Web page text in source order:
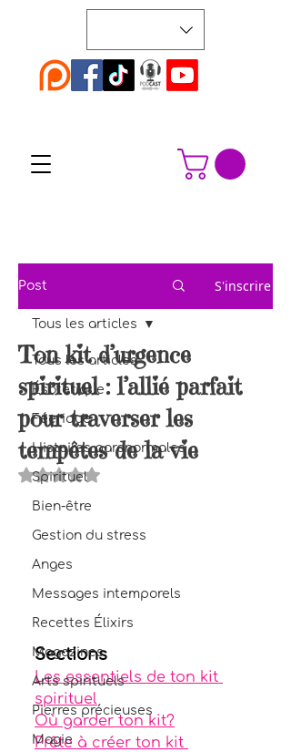
Post S'inscrire
Tous les articles
Ésotérique
Féerique
Histoires paranormales
Spirituel
Bien-être
Gestion du stress
Anges
Messages intemporels
Recettes Élixirs
Magazines
Arts spirituels
Pierres précieuses
Magie
Tous les articles
Ton kit d’urgence
spirituel : l’allié parfait
pour traverser les
tempêtes de la vie
Noté NaN étoiles sur 5.
Sections
Les essentiels de ton kit
spirituel
Où garder ton kit?
Prête à créer ton kit